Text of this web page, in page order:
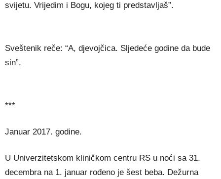
svijetu. Vrijedim i Bogu, kojeg ti predstavljaš”.
Sveštenik reče: “A, djevojčica. Sljedeće godine da bude
sin”.
***
Januar 2017. godine.
U Univerzitetskom kliničkom centru RS u noći sa 31.
decembra na 1. januar rođeno je šest beba. Dežurna